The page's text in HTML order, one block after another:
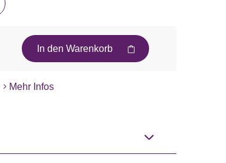
In den Warenkorb
Mehr Infos